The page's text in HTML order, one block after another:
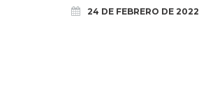
24 DE FEBRERO DE 2022